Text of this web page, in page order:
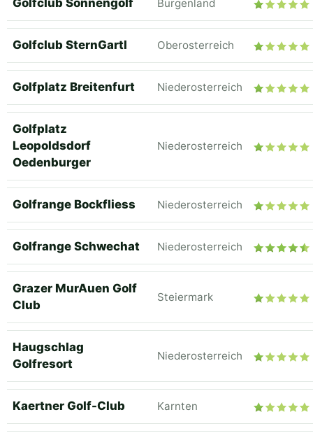
Golfclub Sonnengolf Burgenland
Golfclub SternGartl Oberosterreich
Golfplatz Breitenfurt Niederosterreich
Golfplatz
Leopoldsdorf
Oedenburger
Niederosterreich
Golfrange Bockfliess Niederosterreich
Golfrange Schwechat Niederosterreich
Grazer MurAuen Golf
Club
Steiermark
Haugschlag
Golfresort
Niederosterreich
Kaertner Golf-Club Karnten